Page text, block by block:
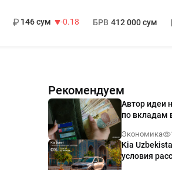
146 сум
-0.18
БРВ 412 000 сум
Рекомендуем
Автор идеи
по вкладам
Экономика
Kia
условия